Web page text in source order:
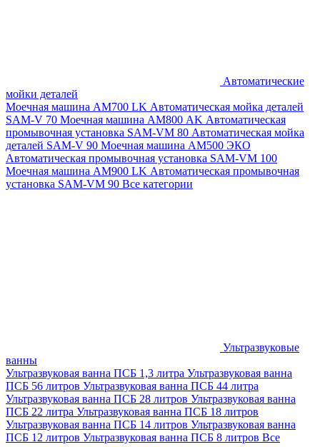
Автоматические
мойки деталей
Моечная машина AM700 LK Автоматическая мойка деталей
SAM-V 70 Моечная машина АМ800 AK Автоматическая
промывочная установка SAM-VM 80 Автоматическая мойка
деталей SAM-V 90 Моечная машина АМ500 ЭКО
Автоматическая промывочная установка SAM-VM 100
Моечная машина AM900 LK Автоматическая промывочная
установка SAM-VM 90 Все категории
Ультразвуковые
ванны
Ультразвуковая ванна ПСБ 1,3 литра Ультразвуковая ванна
ПСБ 56 литров Ультразвуковая ванна ПСБ 44 литра
Ультразвуковая ванна ПСБ 28 литров Ультразвуковая ванна
ПСБ 22 литра Ультразвуковая ванна ПСБ 18 литров
Ультразвуковая ванна ПСБ 14 литров Ультразвуковая ванна
ПСБ 12 литров Ультразвуковая ванна ПСБ 8 литров Все